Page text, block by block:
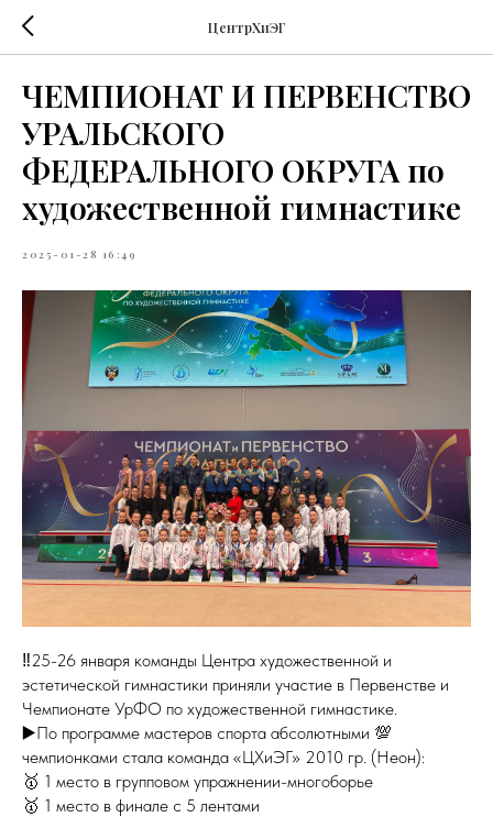
ЦентрХиЭГ
ЧЕМПИОНАТ И ПЕРВЕНСТВО
УРАЛЬСКОГО
ФЕДЕРАЛЬНОГО ОКРУГА по
художественной гимнастике
2025-01-28 16:49
‼️25-26 января команды Центра художественной и
эстетической гимнастики приняли участие в Первенстве и
Чемпионате УрФО по художественной гимнастике.
▶️По программе мастеров спорта абсолютными 💯
чемпионками стала команда «ЦХиЭГ» 2010 гр. (Неон):
🥇 1 место в групповом упражнении-многоборье
🥇 1 место в финале с 5 лентами